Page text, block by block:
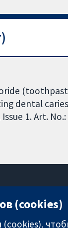
dental
1. Art. No.:
(cookies)